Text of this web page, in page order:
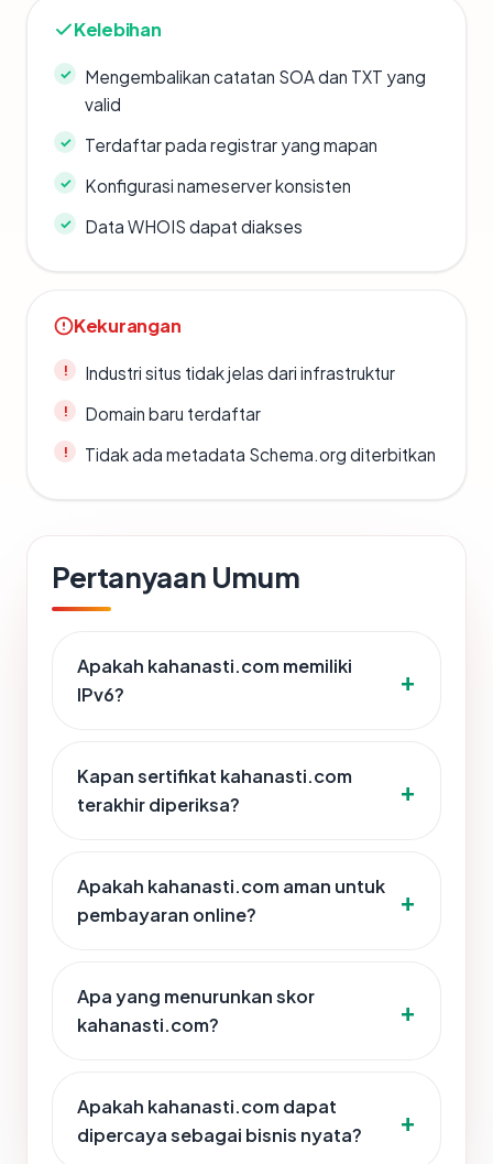
Kelebihan
Mengembalikan catatan SOA dan TXT yang
valid
Terdaftar pada registrar yang mapan
Konfigurasi nameserver konsisten
Data WHOIS dapat diakses
Kekurangan
Industri situs tidak jelas dari infrastruktur
Domain baru terdaftar
Tidak ada metadata Schema.org diterbitkan
Pertanyaan Umum
Apakah kahanasti.com memiliki
IPv6?
Kapan sertifikat kahanasti.com
terakhir diperiksa?
Apakah kahanasti.com aman untuk
pembayaran online?
Apa yang menurunkan skor
kahanasti.com?
Apakah kahanasti.com dapat
dipercaya sebagai bisnis nyata?